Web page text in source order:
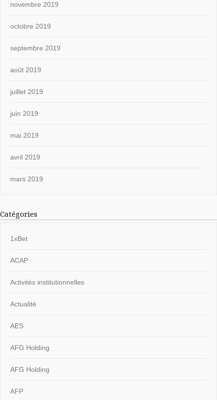
novembre 2019
octobre 2019
septembre 2019
août 2019
juillet 2019
juin 2019
mai 2019
avril 2019
mars 2019
Catégories
1xBet
ACAP
Activités institutionnelles
Actualité
AES
AFG Holding
AFG Holding
AFP